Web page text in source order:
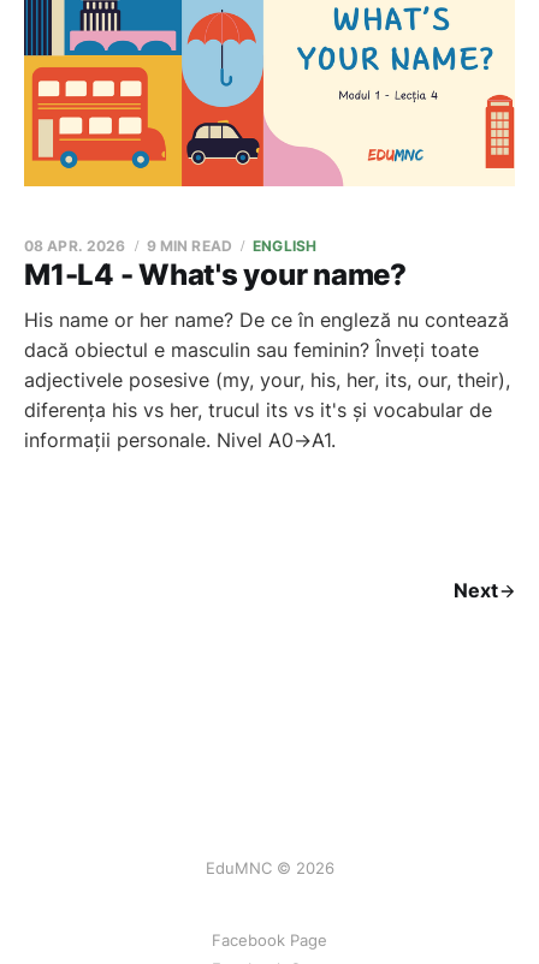
M1-L4 - What's your name?
08 APR. 2026 9 MIN READ ENGLISH
His name or her name? De ce în engleză nu contează
dacă obiectul e masculin sau feminin? Înveți toate
adjectivele posesive (my, your, his, her, its, our, their),
diferența his vs her, trucul its vs it's și vocabular de
informații personale. Nivel A0→A1.
Next
EduMNC © 2026
Facebook Page